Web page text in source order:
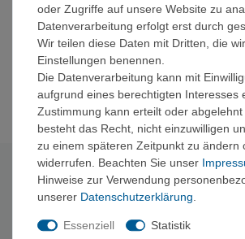
24
(*Umfang gemessen an der breitesten
einschließlich Handknöchel und ohne
Technische Daten
oder Zugriffe auf unsere Website zu
Datenverarbeitung erfolgt erst durch
Wir teilen diese Daten mit Dritten, die
Einstellungen benennen.
Die Datenverarbeitung kann mit
aufgrund eines berechtigten Interesses
Zustimmung kann erteilt oder
besteht das Recht, nicht einzuwilligen
zu einem späteren Zeitpunkt zu ändern
widerrufen. Beachten Sie unser
Hinweise zur Verwendung
unserer Daten­schutz­erklärung
Essenziell Statistik